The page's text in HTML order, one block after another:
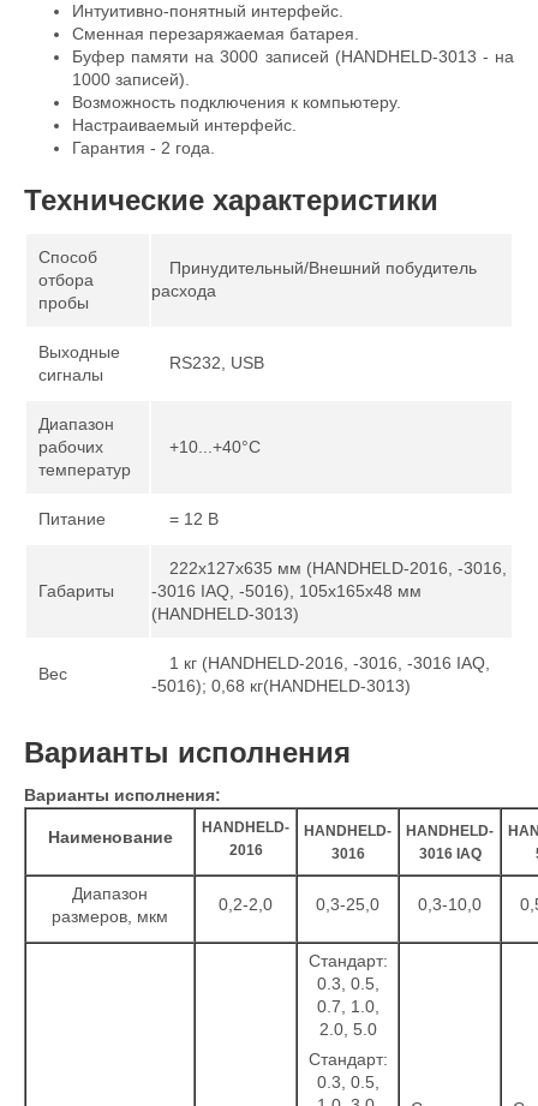
Интуитивно-понятный интерфейс.
Сменная перезаряжаемая батарея.
Буфер памяти на 3000 записей (HANDHELD-3013 - на
1000 записей).
Возможность подключения к компьютеру.
Настраиваемый интерфейс.
Гарантия - 2 года.
Технические характеристики
Способ
отбора
пробы
Принудительный/Внешний побудитель
расхода
Выходные
сигналы
RS232, USB
Диапазон
рабочих
температур
+10...+40°С
Питание = 12 В
Габариты
222х127х635 мм (HANDHELD-2016, -3016,
-3016 IAQ, -5016), 105х165х48 мм
(HANDHELD-3013)
Вес
1 кг (HANDHELD-2016, -3016, -3016 IAQ,
-5016); 0,68 кг(HANDHELD-3013)
Варианты исполнения
Варианты исполнения:
Наименование
HANDHELD-
2016
HANDHELD-
3016
HANDHELD-
3016 IAQ
Диапазон
размеров, мкм
0,2-2,0 0,3-25,0 0,3-10,0
Стандарт:
0.3, 0.5,
0.7, 1.0,
2.0, 5.0
Стандарт:
0.3, 0.5,